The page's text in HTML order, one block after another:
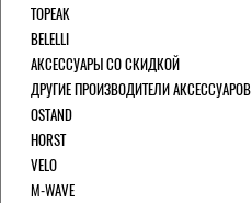
TOPEAK
BELELLI
АКСЕССУАРЫ СО СКИДКОЙ
ДРУГИЕ ПРОИЗВОДИТЕЛИ АКСЕССУАРОВ
OSTAND
HORST
VELO
M-WAVE